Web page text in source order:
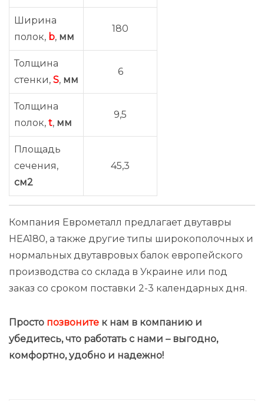
Ширина
полок, b, мм
180
Толщина
стенки, S, мм
6
Толщина
полок, t, мм
9,5
Площадь
сечения,
см2
45,3
Компания Еврометалл предлагает двутавры
HEA180, а также другие типы широкополочных и
нормальных двутавровых балок европейского
производства со склада в Украине или под
заказ со сроком поставки 2-3 календарных дня.
Просто позвоните к нам в компанию и
убедитесь, что работать с нами – выгодно,
комфортно, удобно и надежно!